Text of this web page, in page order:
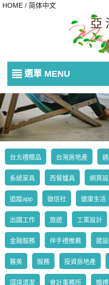
HOME / 简体中文
選單 MENU
台北禮贈品 台灣房地產
系統家具 西餐爐具 網頁
追蹤app 徵信社 健康生活
出國工作 旅遊 工業設計
金融服務 伴手禮推薦 建
醫美 服務 投資房地產
環境清潔 會計事務所 婚